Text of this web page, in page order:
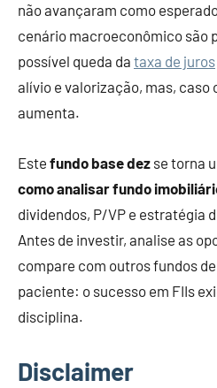
não avançaram como
cenário macroeconômico são
possível queda da taxa de juros
alívio e valorização, mas, caso
aumenta.
Este fundo base dez se torna
como analisar fundo
dividendos, P/VP e estratégia
Antes de investir, analise as
compare com outros fundos
paciente: o sucesso em FIIs
disciplina.
Disclaimer